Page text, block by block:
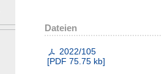
Dateien
2022/105
[PDF 75.75 kb]